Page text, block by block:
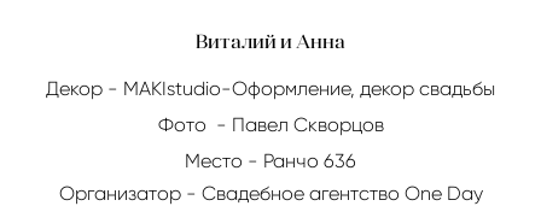
Виталий и Анна
Декор - MAKIstudio-Оформление, декор свадьбы
Фото - Павел Скворцов
Место - Ранчо 636
Организатор - Свадебное агентство One Day